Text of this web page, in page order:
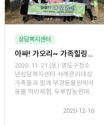
상담복지센터
아싸! 가오리~ 가족힐링캠프
2020. 11. 21.(토) 영도구청소
년상담복지센터 사례관리대상
가족들과 함께 부경동물원에서
동물 먹이체험, 두루팜농원에..
2020-12-16